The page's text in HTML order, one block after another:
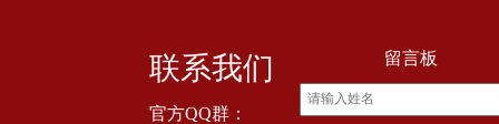
联系我们
官方QQ群：
留言板